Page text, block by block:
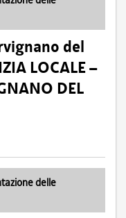
del
LOCALE –
DEL
delle